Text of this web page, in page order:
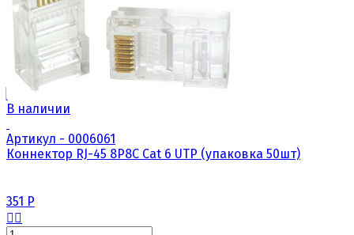
В наличии
Артикул - 0006061
Коннектор RJ-45 8P8C Cat 6 UTP (упаковка 50шт)
351 Р